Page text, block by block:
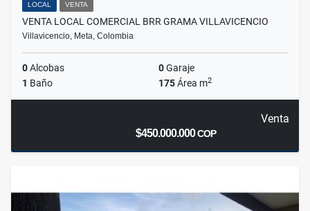
LOCAL VENTA
VENTA LOCAL COMERCIAL BRR GRAMA VILLAVICENCIO
Villavicencio, Meta, Colombia
0Alcobas 0Garaje
1 Baño 175Área m2
Venta
$450.000.000COP